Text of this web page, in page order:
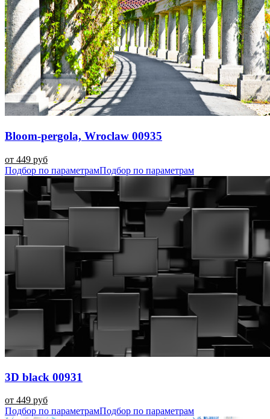
Bloom-pergola, Wroclaw 00935
от 449 руб
Подбор по параметрамПодбор по параметрам
3D black 00931
от 449 руб
Подбор по параметрамПодбор по параметрам